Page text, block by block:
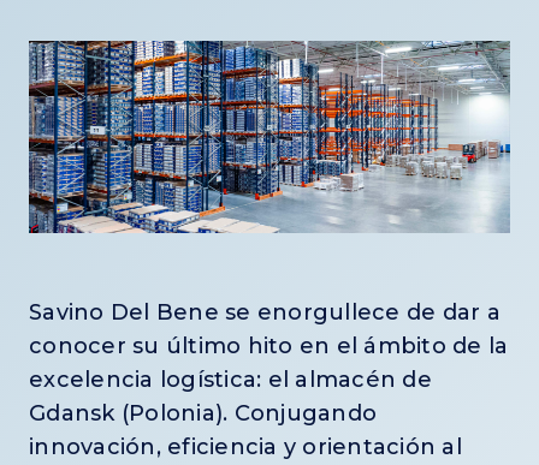
Savino Del Bene se enorgullece de dar a
conocer su último hito en el ámbito de la
excelencia logística: el almacén de
Gdansk (Polonia). Conjugando
innovación, eficiencia y orientación al